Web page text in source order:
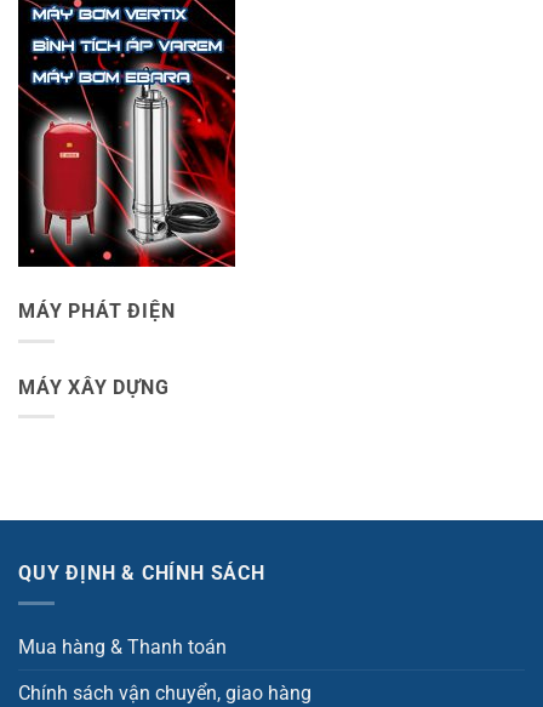
MÁY PHÁT ĐIỆN
MÁY XÂY DỰNG
QUY ĐỊNH & CHÍNH SÁCH
Mua hàng & Thanh toán
Chính sách vận chuyển, giao hàng